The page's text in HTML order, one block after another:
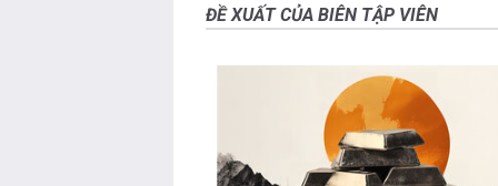
ĐỀ XUẤT CỦA BIÊN TẬP VIÊN